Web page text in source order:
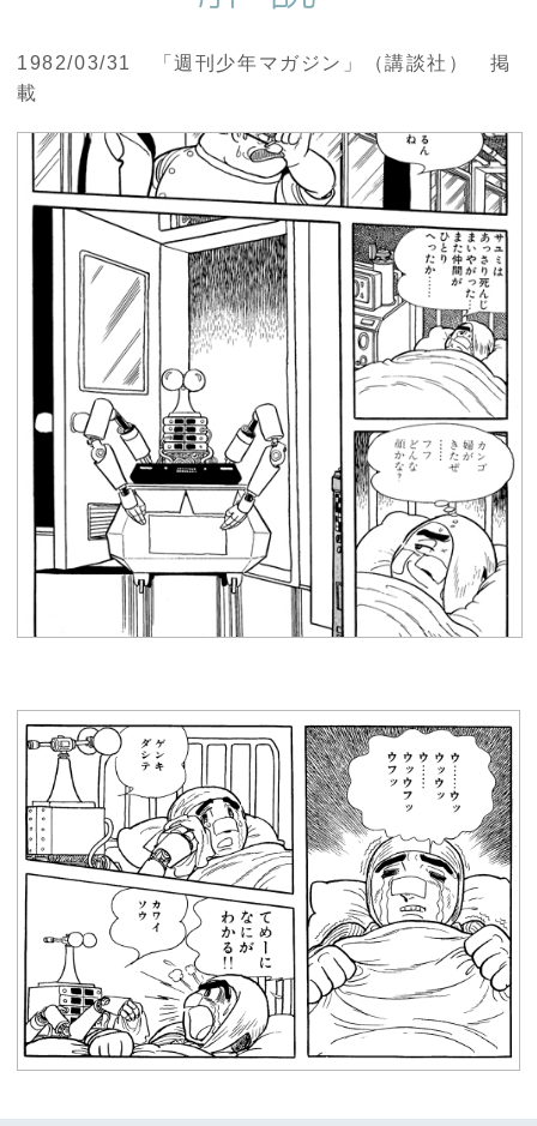
1982/03/31 「週刊少年マガジン」（講談社） 掲
載